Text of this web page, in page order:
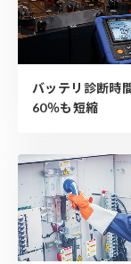
バッテリ診断時
60％も短縮